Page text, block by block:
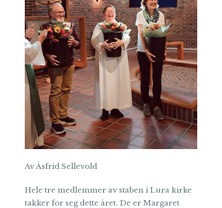
Av Åsfrid Sellevold
Hele tre medlemmer av staben i Lura kirke
takker for seg dette året. De er Margaret